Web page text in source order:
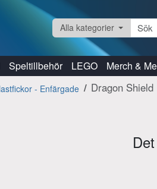
Alla kategorier
Speltillbehör LEGO Merch &
- Enfärgade Dragon Shield